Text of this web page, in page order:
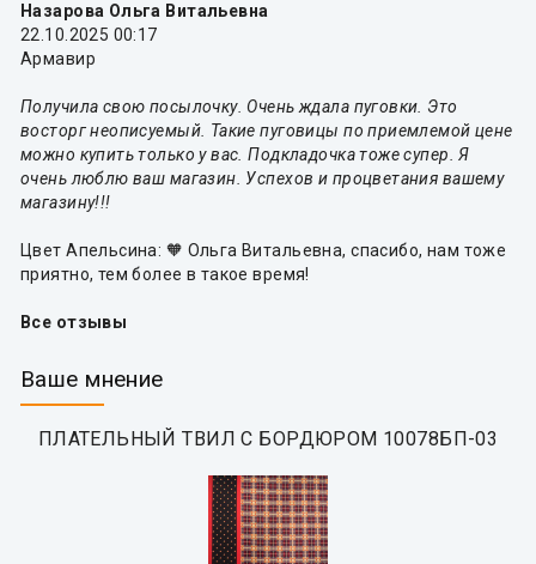
Назарова Ольга Витальевна
22.10.2025 00:17
Армавир
Получила свою посылочку. Очень ждала пуговки. Это
восторг неописуемый. Такие пуговицы по приемлемой цене
можно купить только у вас. Подкладочка тоже супер. Я
очень люблю ваш магазин. Успехов и процветания вашему
магазину!!!
Цвет Апельсина: 🧡 Ольга Витальевна, спасибо, нам тоже
приятно, тем более в такое время!
Все отзывы
Ваше мнение
ПЛАТЕЛЬНЫЙ ТВИЛ С БОРДЮРОМ 10078БП-03